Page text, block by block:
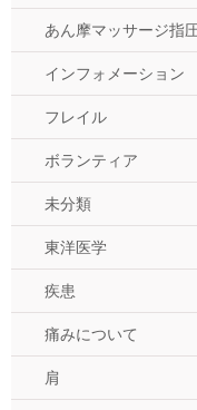
あん摩マッサージ指
インフォメーション
フレイル
ボランティア
未分類
東洋医学
疾患
痛みについて
肩